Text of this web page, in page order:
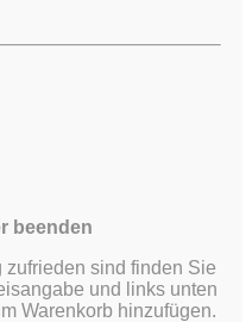
beenden
zufrieden sind finden Sie
und links unten
Warenkorb hinzufügen.